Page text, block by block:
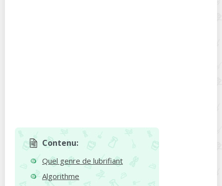
Contenu:
Quel genre de lubrifiant
Algorithme